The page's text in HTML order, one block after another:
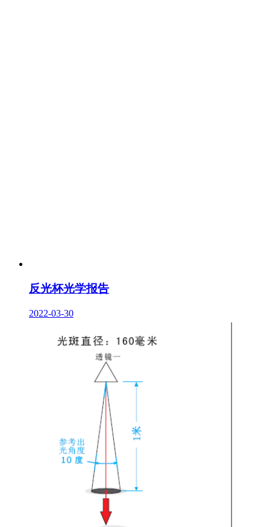
反光杯光学报告
2022-03-30